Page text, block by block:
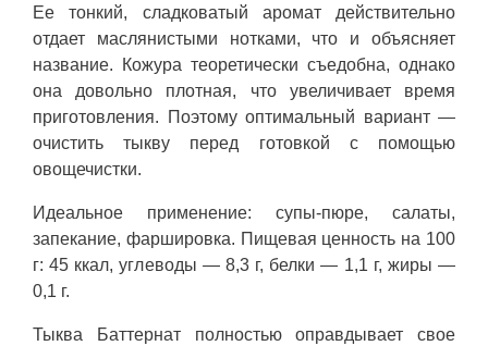
Ее тонкий, сладковатый аромат действительно
отдает маслянистыми нотками, что и объясняет
название. Кожура теоретически съедобна, однако
она довольно плотная, что увеличивает время
приготовления. Поэтому оптимальный вариант —
очистить тыкву перед готовкой с помощью
овощечистки.
Идеальное применение: супы-пюре, салаты,
запекание, фаршировка. Пищевая ценность на 100
г: 45 ккал, углеводы — 8,3 г, белки — 1,1 г, жиры —
0,1 г.
Тыква Баттернат полностью оправдывает свое